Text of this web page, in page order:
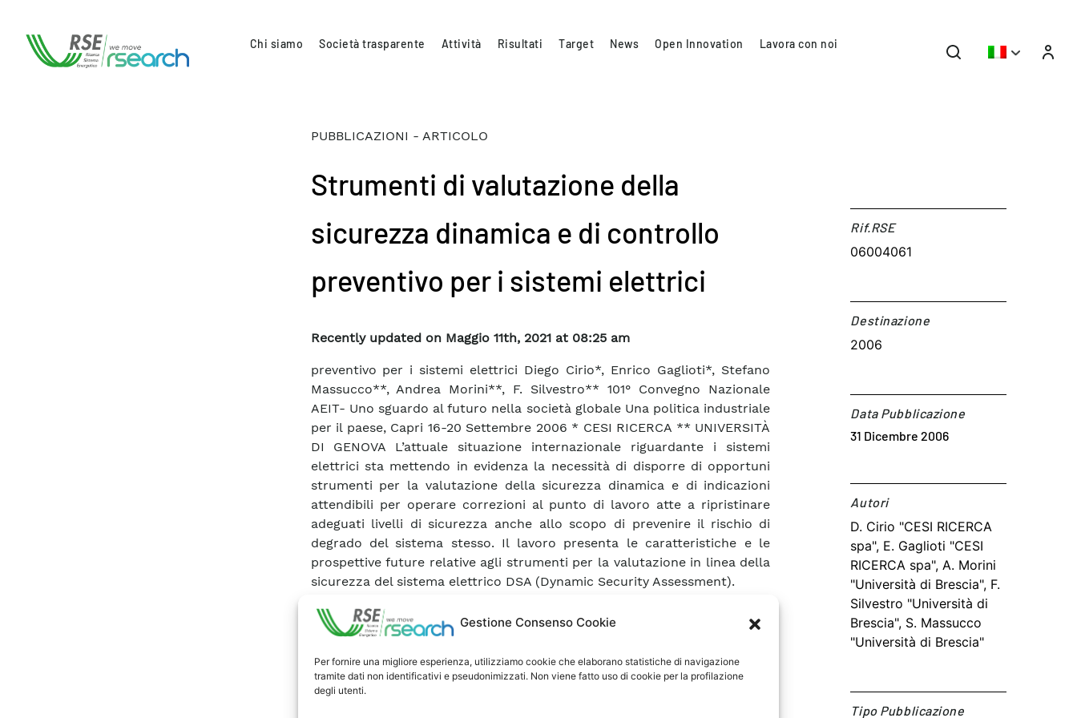
Gestione Consenso Cookie
Per fornire una migliore esperienza, utilizziamo cookie che elaborano statistiche di navigazione
tramite dati non identificativi e pseudonimizzati. Non viene fatto uso di cookie per la profilazione
degli utenti.
Chi siamo Società trasparente Attività Risultati Target News Open Innovation Lavora con noi
PUBBLICAZIONI - ARTICOLO
Strumenti di valutazione della
sicurezza dinamica e di controllo
preventivo per i sistemi elettrici
Recently updated on Maggio 11th, 2021 at 08:25 am
preventivo per i sistemi elettrici Diego Cirio*, Enrico Gaglioti*, Stefano
Massucco**, Andrea Morini**, F. Silvestro** 101° Convegno Nazionale
AEIT- Uno sguardo al futuro nella società globale Una politica industriale
per il paese, Capri 16-20 Settembre 2006 * CESI RICERCA ** UNIVERSITÀ
DI GENOVA L’attuale situazione internazionale riguardante i sistemi
elettrici sta mettendo in evidenza la necessità di disporre di opportuni
strumenti per la valutazione della sicurezza dinamica e di indicazioni
attendibili per operare correzioni al punto di lavoro atte a ripristinare
adeguati livelli di sicurezza anche allo scopo di prevenire il rischio di
degrado del sistema stesso. Il lavoro presenta le caratteristiche e le
prospettive future relative agli strumenti per la valutazione in linea della
sicurezza del sistema elettrico DSA (Dynamic Security Assessment).
Scarica Articolo
Rif.RSE​
06004061
Destinazione​
2006
Data Pubblicazione
31 Dicembre 2006
Autori​
D. Cirio "CESI RICERCA
spa", E. Gaglioti "CESI
RICERCA spa", A. Morini
"Università di Brescia", F.
Silvestro "Università di
Brescia", S. Massucco
"Università di Brescia"
Tipo Pubblicazione